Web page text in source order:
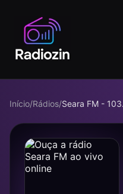
Início/Rádios/Seara FM -